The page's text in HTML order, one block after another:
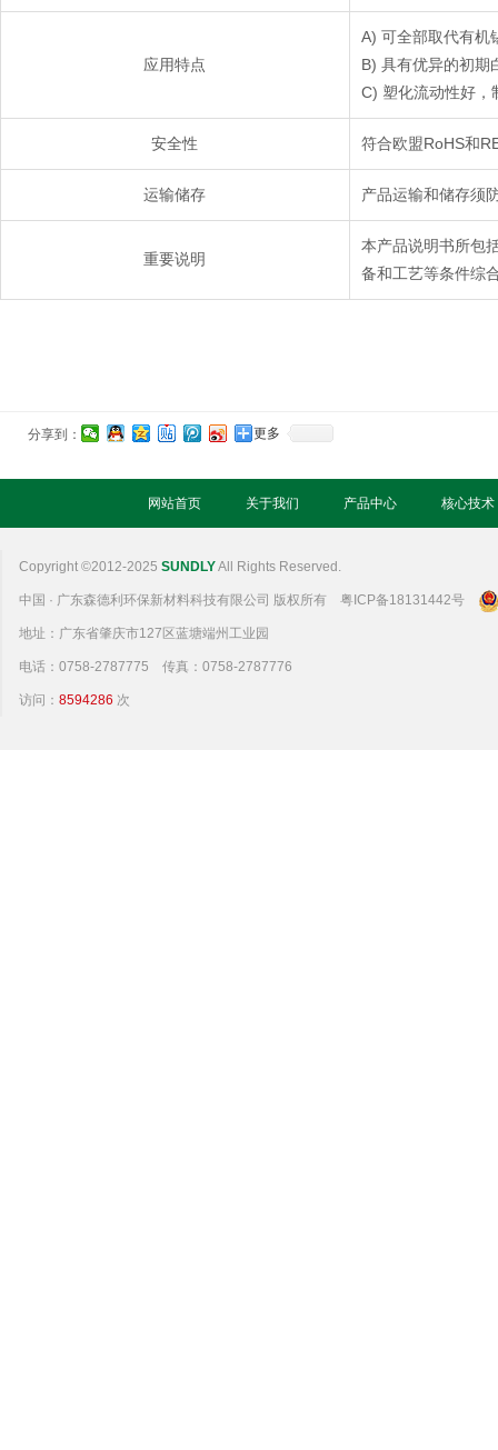
应用特点
A) 可全部取代有机
B) 具有优异的初期
C) 塑化流动性好，
安全性 符合欧盟RoHS和
运输储存 产品运输和储存须
重要说明
本产品说明书所包
备和工艺等条件综
分享到： 更多
网站首页 关于我们 产品中心 核心技术
Copyright ©2012-2025 SUNDLYAll Rights Reserved.
中国 · 广东森德利环保新材料科技有限公司 版权所有 粤ICP备18131442号
地址：广东省肇庆市127区蓝塘端州工业园
电话：0758-2787775 传真：0758-2787776
访问： 8594286 次